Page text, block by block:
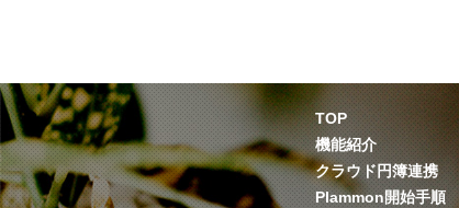
TOP
機能紹介
クラウド円簿連携
Plammon開始手順